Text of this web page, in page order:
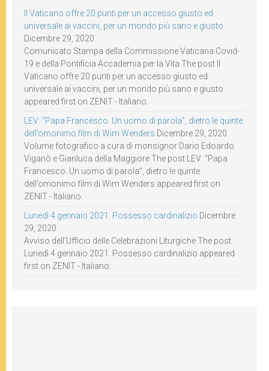
Il Vaticano offre 20 punti per un accesso giusto ed
universale ai vaccini, per un mondo più sano e giusto
Dicembre 29, 2020
Comunicato Stampa della Commissione Vaticana Covid-
19 e della Pontificia Accademia per la Vita The post Il
Vaticano offre 20 punti per un accesso giusto ed
universale ai vaccini, per un mondo più sano e giusto
appeared first on ZENIT - Italiano.
LEV: “Papa Francesco. Un uomo di parola”, dietro le quinte
dell’omonimo film di Wim Wenders Dicembre 29, 2020
Volume fotografico a cura di monsignor Dario Edoardo
Viganò e Gianluca della Maggiore The post LEV: “Papa
Francesco. Un uomo di parola”, dietro le quinte
dell’omonimo film di Wim Wenders appeared first on
ZENIT - Italiano.
Lunedì 4 gennaio 2021: Possesso cardinalizio Dicembre
29, 2020
Avviso dell’Ufficio delle Celebrazioni Liturgiche The post
Lunedì 4 gennaio 2021: Possesso cardinalizio appeared
first on ZENIT - Italiano.